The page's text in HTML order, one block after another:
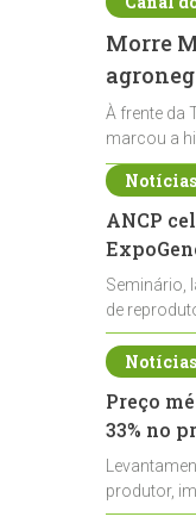
Morre
À frente da
marcou a
ANCP
Seminário,
de
durante a
Preço
33% no
produtor,
de leite cru